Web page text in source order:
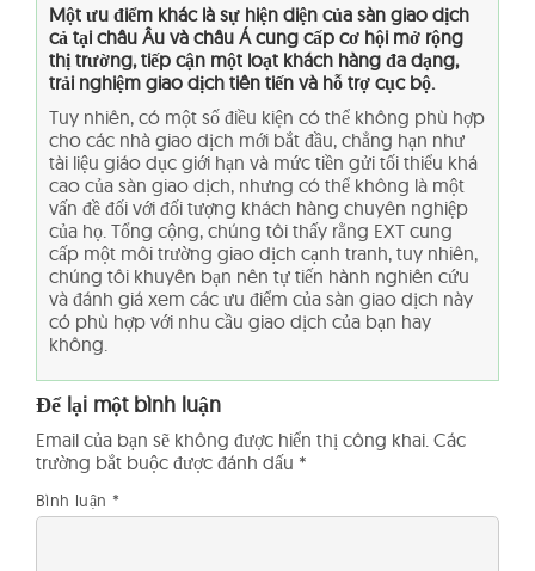
Một ưu điểm khác là sự hiện diện của sàn giao dịch
cả tại châu Âu và châu Á cung cấp cơ hội mở rộng
thị trường, tiếp cận một loạt khách hàng đa dạng,
trải nghiệm giao dịch tiên tiến và hỗ trợ cục bộ.
Tuy nhiên, có một số điều kiện có thể không phù hợp
cho các nhà giao dịch mới bắt đầu, chẳng hạn như
tài liệu giáo dục giới hạn và mức tiền gửi tối thiểu khá
cao của sàn giao dịch, nhưng có thể không là một
vấn đề đối với đối tượng khách hàng chuyên nghiệp
của họ. Tổng cộng, chúng tôi thấy rằng EXT cung
cấp một môi trường giao dịch cạnh tranh, tuy nhiên,
chúng tôi khuyên bạn nên tự tiến hành nghiên cứu
và đánh giá xem các ưu điểm của sàn giao dịch này
có phù hợp với nhu cầu giao dịch của bạn hay
không.
Để lại một bình luận
Email của bạn sẽ không được hiển thị công khai. Các
trường bắt buộc được đánh dấu *
Bình luận *